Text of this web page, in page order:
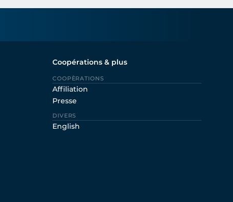
Coopérations & plus
COOPÈRATIONS
Affiliation
Presse
DIVERS
English